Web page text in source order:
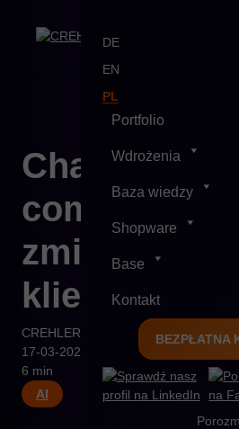
DE
EN
PL
Portfolio
Wdrożenia
Baza wiedzy
Shopware
Base
Kontakt
BEZPŁATNA
Chatboty i
commerce –
zmienia
klienta
CREHLER
17-03-2025
6 min
AI